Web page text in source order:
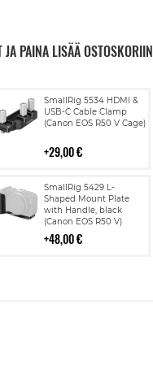
JA PAINA LISÄÄ OSTOSKORIIN
SmallRig 5534 HDMI &
USB-C Cable Clamp
(Canon EOS R50 V Cage)
29,00 €
Lisää
ostoskoriin
SmallRig 5429 L-
Shaped Mount Plate
with Handle, black
(Canon EOS R50 V)
48,00 €
Lisää
ostoskoriin